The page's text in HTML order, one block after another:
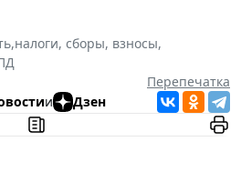
,налоги, сборы, взносы,
Перепечатка
и Дзен